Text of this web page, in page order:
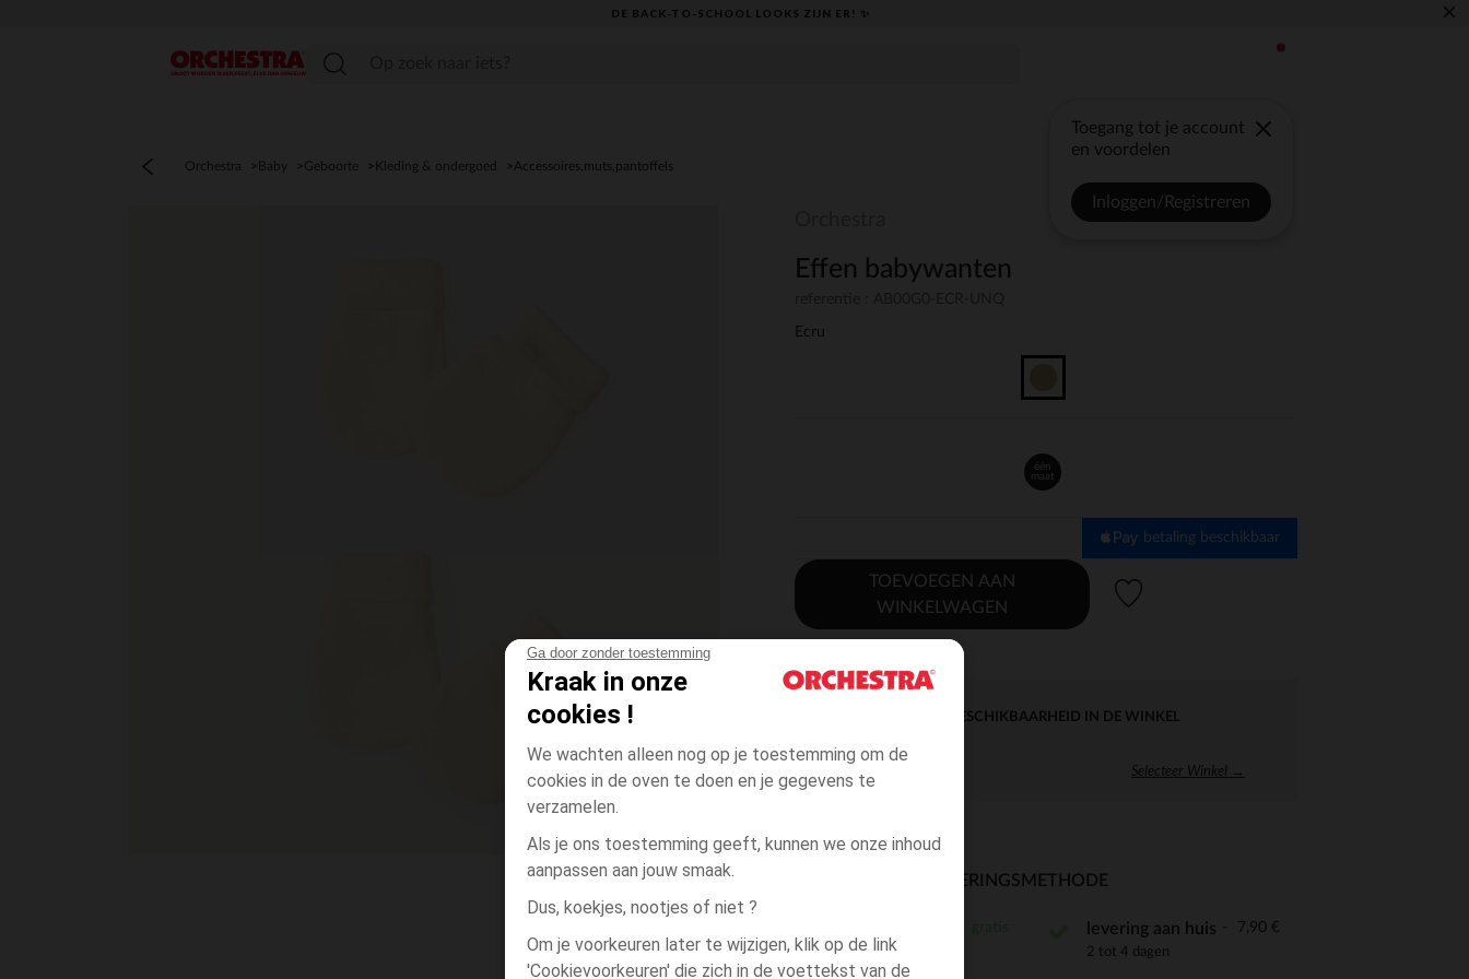
Ga door zonder toestemming
Kraak in onze
cookies !
We wachten alleen nog op je toestemming om de
cookies in de oven te doen en je gegevens te
verzamelen.
Als je ons toestemming geeft, kunnen we onze inhoud
aanpassen aan jouw smaak.
Dus, koekjes, nootjes of niet ?
Om je voorkeuren later te wijzigen, klik op de link
'Cookievoorkeuren' die zich in de voettekst van de
DE BACK-TO-SCHOOL LOOKS ZIJN ER! ✨ ×
menu
Toegang tot je account
en voordelen
Inloggen/Registreren
Orchestra Baby Geboorte Kleding & ondergoed Accessoires,muts,pantoffels
Effen babywanten
Ecru
één
maat
betaling beschikbaar
TOEVOEGEN AAN
WINKELWAGEN
DIRECTE BESCHIKBAARHEID IN DE WINKEL
Selecteer Winkel →
BESCHIKBAARE LEVERINGSMETHODE
3 tot 10 dagen
levering aan huis 7,90 €
2 tot 4 dagen